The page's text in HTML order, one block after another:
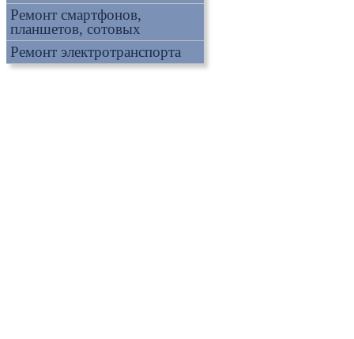
Ремонт смартфонов,
планшетов, сотовых
Ремонт электротранспорта